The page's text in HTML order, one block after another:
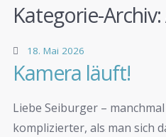
Kategorie-Archiv:
18. Mai 2026
Kamera läuft!
Liebe Seiburger –
komplizierter, als man sich